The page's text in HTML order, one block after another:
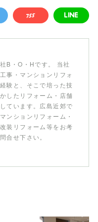
B・O・Hです。 当社
事・マンションリフォ
験と、そこで培った技
したリフォーム・店舗
ています。広島近郊で
ンションリフォーム・
装リフォーム等をお考
合せ下さい。